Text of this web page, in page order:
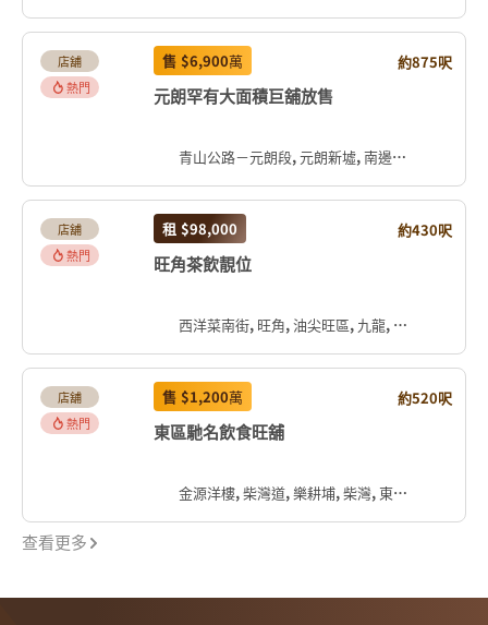
查看更多
店舖
熱門
售 $6,900萬 約875呎
元朗罕有大面積巨舖放售
青山公路－元朗段, 元朗新墟, 南邊圍, 元朗區, 新界, 香港, 中国
店舖
熱門
租 $98,000 約430呎
旺角茶飲靚位
西洋菜南街, 旺角, 油尖旺區, 九龍, 香港, 中国
店舖
熱門
售 $1,200萬 約520呎
東區馳名飲食旺舖
金源洋樓, 柴灣道, 樂耕埔, 柴灣, 東區, 香港島, 香港, 中国